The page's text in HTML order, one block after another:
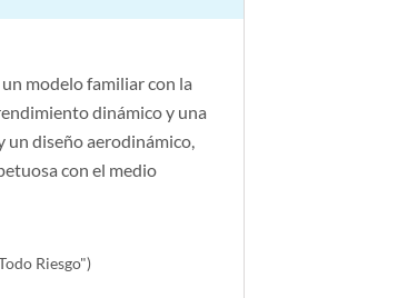
modelo familiar con la
dinámico y una
un diseño aerodinámico,
con el medio
Riesgo")